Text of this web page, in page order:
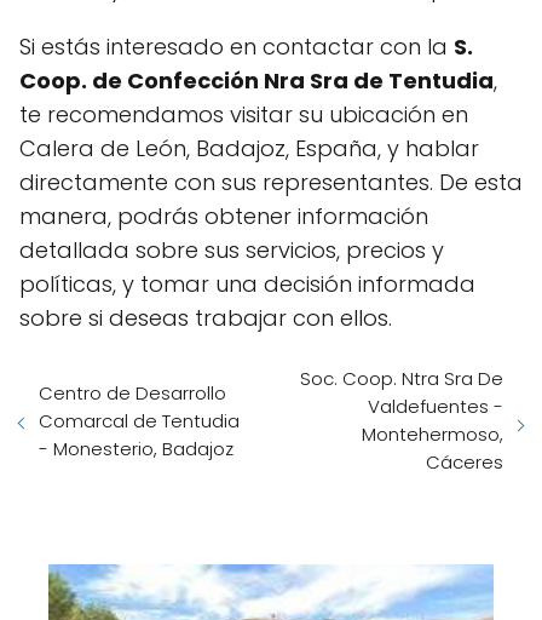
Si estás interesado en contactar con la S.
Coop. de Confección Nra Sra de Tentudia,
te recomendamos visitar su ubicación en
Calera de León, Badajoz, España, y hablar
directamente con sus representantes. De esta
manera, podrás obtener información
detallada sobre sus servicios, precios y
políticas, y tomar una decisión informada
sobre si deseas trabajar con ellos.
Centro de Desarrollo
Comarcal de Tentudia
- Monesterio, Badajoz
Soc. Coop. Ntra Sra De
Valdefuentes -
Montehermoso,
Cáceres